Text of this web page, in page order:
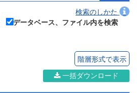
検索のしかた
データベース、ファイル内を検索
階層形式で表示
一括ダウンロード